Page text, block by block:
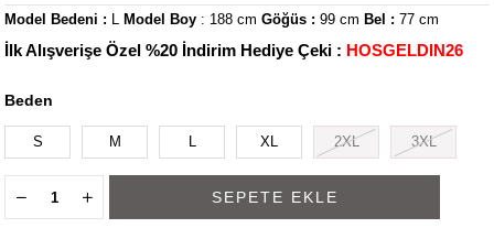
Model Bedeni : Model Boy : 188 cmGöğüs : 99 cm Bel : 77 cm
İlk Alışverişe Özel %20 İndirim Hediye Çeki : HOSGELDIN26
Beden
S M XL 2XL 3XL